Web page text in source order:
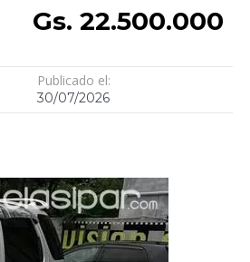
Gs. 22.500.000
Publicado el:
30/07/2026